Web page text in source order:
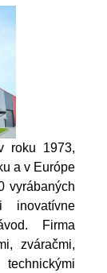
roku 1973,
a v Európe
vyrábaných
inovatívne
Firma
zváračmi,